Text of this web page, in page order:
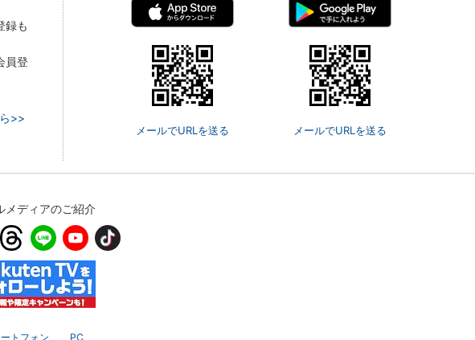
録も
員登
>>
メールでURLを送る
メールでURLを送る
メディアのご紹介
トフォン PC